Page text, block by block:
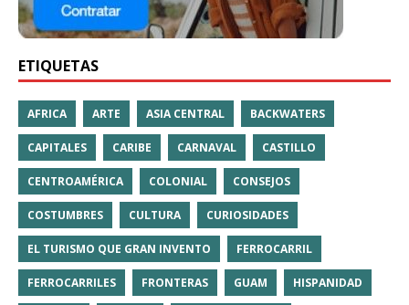
ETIQUETAS
AFRICA ARTE ASIA CENTRAL BACKWATERS
CAPITALES CARIBE CARNAVAL CASTILLO
CENTROAMÉRICA COLONIAL CONSEJOS
COSTUMBRES CULTURA CURIOSIDADES
EL TURISMO QUE GRAN INVENTO FERROCARRIL
FERROCARRILES FRONTERAS GUAM HISPANIDAD